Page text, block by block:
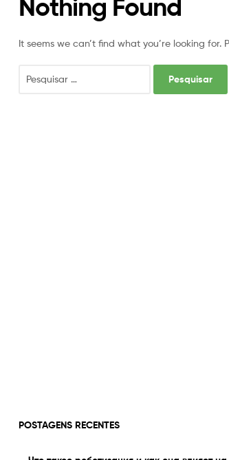
Nothing Found
It seems we can’t find what you’re looking for.
por:
POSTAGENS RECENTES